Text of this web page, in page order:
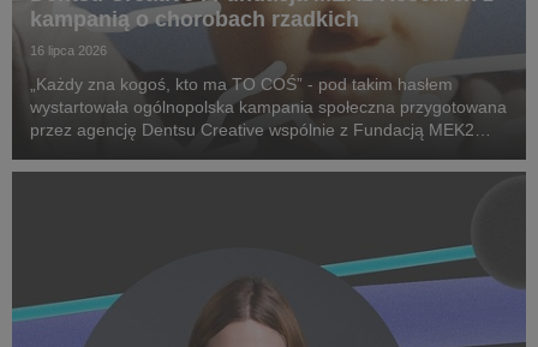
kampanią o chorobach rzadkich
16 lipca 2026
„Każdy zna kogoś, kto ma TO COŚ” - pod takim hasłem
wystartowała ogólnopolska kampania społeczna przygotowana
przez agencję Dentsu Creative wspólnie z Fundacją MEK2
chorób rzadkich, zwrócenie uwagi na problemy pac...